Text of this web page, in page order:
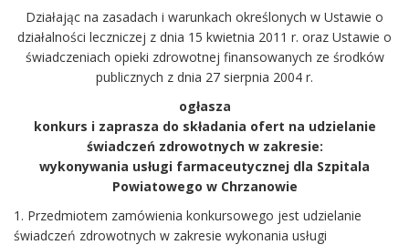
Działając na zasadach i warunkach określonych w Ustawie o
działalności leczniczej z dnia 15 kwietnia 2011 r. oraz Ustawie o
świadczeniach opieki zdrowotnej finansowanych ze środków
publicznych z dnia 27 sierpnia 2004 r.
ogłasza
konkurs i zaprasza do składania ofert na udzielanie
świadczeń zdrowotnych w zakresie:
wykonywania usługi farmaceutycznej dla Szpitala
Powiatowego w Chrzanowie
1. Przedmiotem zamówienia konkursowego jest udzielanie
świadczeń zdrowotnych w zakresie wykonania usługi